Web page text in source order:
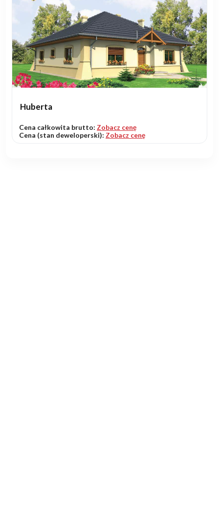
Huberta
Cena całkowita brutto: Zobacz cenę
Cena (stan deweloperski): Zobacz cenę